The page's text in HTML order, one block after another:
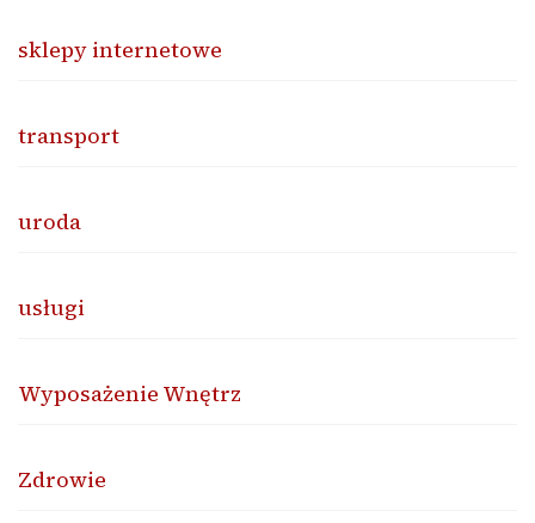
sklepy internetowe
transport
uroda
usługi
Wyposażenie Wnętrz
Zdrowie